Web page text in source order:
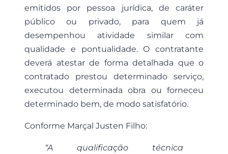
emitidos por pessoa jurídica, de caráter
público ou privado, para quem já
desempenhou atividade similar com
qualidade e pontualidade. O contratante
deverá atestar de forma detalhada que o
contratado prestou determinado serviço,
executou determinada obra ou forneceu
determinado bem, de modo satisfatório.
Conforme Marçal Justen Filho:
“A qualificação técnica